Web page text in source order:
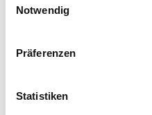
Trigger Symbol ändern oder
Informationen über
können
Notwendig
Präferenzen
Statistiken
Sie haben einen Toyota Land
Fahrzeug inserieren